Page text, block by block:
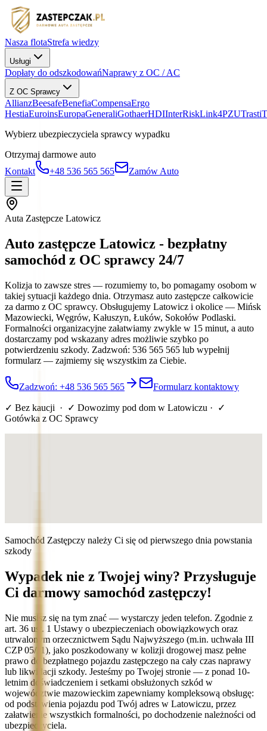
Nasza flotaStrefa wiedzy
Usługi
Dopłaty do odszkodowańNaprawy z OC / AC
Z OC Sprawcy
AllianzBeesafeBenefiaCompensaErgo
HestiaEuroinsEuropaGeneraliGothaerHDIInterRiskLink4PZUTrasti
Wybierz ubezpieczyciela sprawcy wypadku
Otrzymaj darmowe auto
Kontakt
+48 536 565 565 Zamów Auto
Auta Zastępcze Latowicz
Auto zastępcze Latowicz - bezpłatny
samochód z OC sprawcy 24/7
Kolizja to zawsze stres — rozumiemy to, bo pomagamy osobom w
takiej sytuacji każdego dnia. Otrzymasz auto zastępcze całkowicie
za darmo z OC sprawcy. Obsługujemy Latowicz i okolice — Mińsk
Mazowiecki, Węgrów, Kałuszyn, Łuków, Sokołów Podlaski.
Formalności organizacyjne załatwiamy zwykle w 15 minut, a auto
dostarczamy pod wskazany adres możliwie szybko po
potwierdzeniu szkody. Zadzwoń: 536 565 565 lub wypełnij
formularz — zajmiemy się wszystkim za Ciebie.
Zadzwoń: +48 536 565 565 Formularz kontaktowy
✓ Bez kaucji · ✓ Dowozimy pod dom w Latowiczu · ✓
Gotówka z OC Sprawcy
Samochód Zastępczy należy Ci się od pierwszego dnia powstania
szkody
Wypadek nie z Twojej winy? Przysługuje
Ci darmowy samochód zastępczy!
Nie musisz się na tym znać — wystarczy jeden telefon. Zgodnie z
art. 36 ust. 1 Ustawy o ubezpieczeniach obowiązkowych oraz
utrwalonym orzecznictwem Sądu Najwyższego (m.in. uchwała III
CZP 05/11), jako poszkodowany w kolizji drogowej masz pełne
prawo do bezpłatnego pojazdu zastępczego na cały czas naprawy
lub likwidacji szkody. Jesteśmy po Twojej stronie — z ponad 10-
letnim doświadczeniem i setkami obsłużonych szkód w
województwie mazowieckim zapewniamy kompleksową obsługę:
od podstawienia pojazdu pod Twój adres w Latowiczu, przez
załatwienie wszystkich formalności, po dochodzenie należności od
ubezpieczyciela.